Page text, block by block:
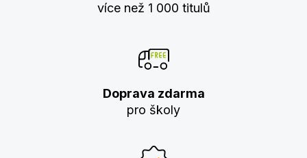
více než 1 000 titulů
Doprava zdarma
pro školy